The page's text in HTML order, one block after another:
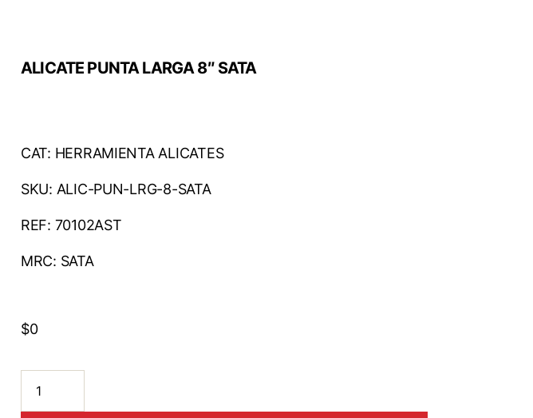
ALICATE PUNTA LARGA 8″ SATA
CAT: HERRAMIENTA ALICATES
SKU: ALIC-PUN-LRG-8-SATA
REF: 70102AST
MRC: SATA
$0